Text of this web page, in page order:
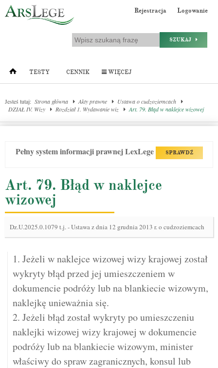
Rejestracja Logowanie
SZUKAJ
TESTY CENNIK WIĘCEJ
Jesteś tutaj: Strona główna Akty prawne
Ustawa o cudzoziemcach
DZIAŁ IV. Wizy
Rozdział 1. Wydawanie wiz Art. 79. Błąd w naklejce wizowej
Pełny system informacji prawnej LexLege SPRAWDŹ
Art. 79. Błąd w naklejce
wizowej
Dz.U.2025.0.1079 t.j.-Ustawa z dnia 12 grudnia 2013 r. o cudzoziemcach
1. Jeżeli w naklejce wizowej wizy krajowej został
wykryty błąd przed jej umieszczeniem w
dokumencie podróży lub na blankiecie wizowym,
naklejkę unieważnia się.
2. Jeżeli błąd został wykryty po umieszczeniu
naklejki wizowej wizy krajowej w dokumencie
podróży lub na blankiecie wizowym, minister
właściwy do spraw zagranicznych, konsul lub